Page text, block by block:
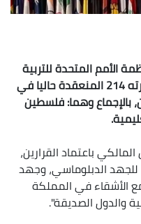
الأمم المتحدة للتربية
والعلم والثقافة "اليونسكو" في دورته 214 المنعقدة حاليا في
وهما: فلسطين
باعتماد القرارين،
الدبلوماسي، وجهد
الأشقاء في المملكة
والدول الصديقة".